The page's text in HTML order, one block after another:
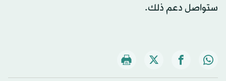
ستواصل دعم ذلك.